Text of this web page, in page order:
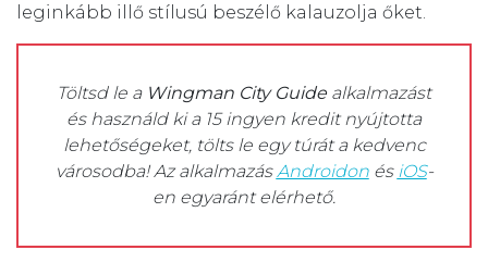
leginkább illő stílusú beszélő kalauzolja őket.
Töltsd le a Wingman City Guidealkalmazást
és használd ki a 15 ingyen kredit nyújtotta
lehetőségeket, tölts le egy túrát a kedvenc
városodba! Az alkalmazásAndroidonés iOS-
en egyaránt elérhető.